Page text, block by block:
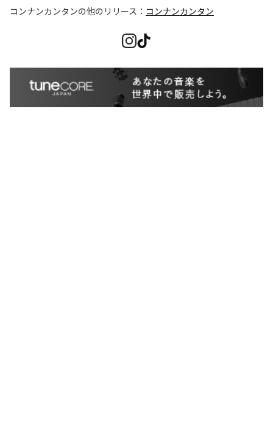
コンナンカンタンの他のリリース： コンナンカンタン